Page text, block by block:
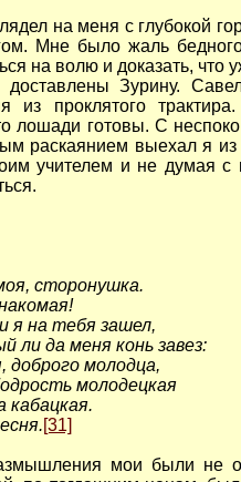
на меня с глубокой
Мне было жаль
на волю и доказать, что
Зурину.
из проклятого
лошади готовы. С
раскаянием выехал я
учителем и не думая с
сторонушка.
я на тебя зашел,
ли да меня конь завез:
доброго молодца,
молодецкая
кабацкая.
[31]
мои были не